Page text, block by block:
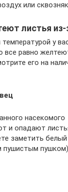
или
листья
у
все равно
его на
насекомого
и опадают
заметить